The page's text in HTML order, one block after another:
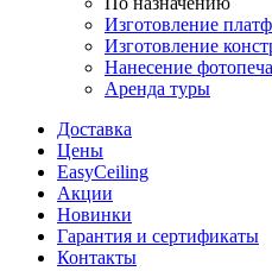
Изготовление
Изготовление
Нанесение
Аренда туры
Доставка
Цены
EasyCeiling
Акции
Новинки
Гарантия и сертификаты
Контакты